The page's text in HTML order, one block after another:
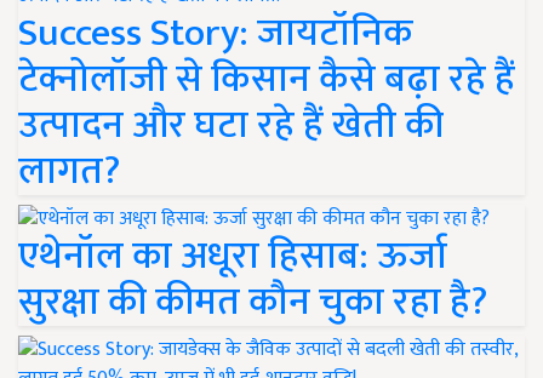
Success Story: जायटॉनिक
टेक्नोलॉजी से किसान कैसे बढ़ा रहे हैं
उत्पादन और घटा रहे हैं खेती की
लागत?
एथेनॉल का अधूरा हिसाब: ऊर्जा
सुरक्षा की कीमत कौन चुका रहा है?